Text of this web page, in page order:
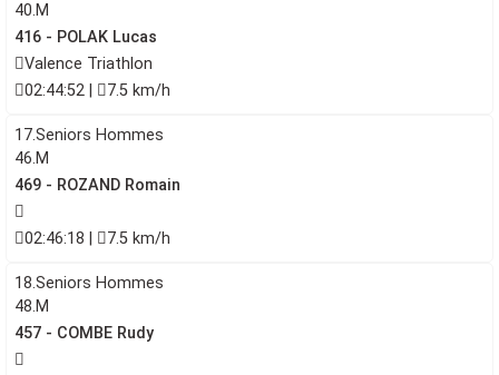
40.M
416 - POLAK Lucas
Valence Triathlon
02:44:52 |
7.5 km/h
17.Seniors Hommes
46.M
469 - ROZAND Romain
02:46:18 | 7.5 km/h
18.Seniors Hommes
48.M
457 - COMBE Rudy